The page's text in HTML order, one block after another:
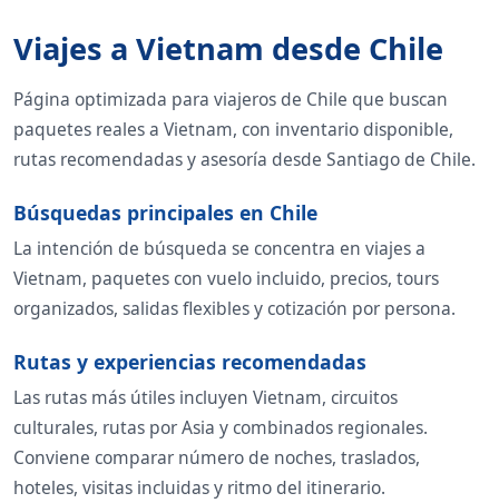
Viajes a Vietnam desde Chile
Página optimizada para viajeros de Chile que buscan
paquetes reales a Vietnam, con inventario disponible,
rutas recomendadas y asesoría desde Santiago de Chile.
Búsquedas principales en Chile
La intención de búsqueda se concentra en viajes a
Vietnam, paquetes con vuelo incluido, precios, tours
organizados, salidas flexibles y cotización por persona.
Rutas y experiencias recomendadas
Las rutas más útiles incluyen Vietnam, circuitos
culturales, rutas por Asia y combinados regionales.
Conviene comparar número de noches, traslados,
hoteles, visitas incluidas y ritmo del itinerario.